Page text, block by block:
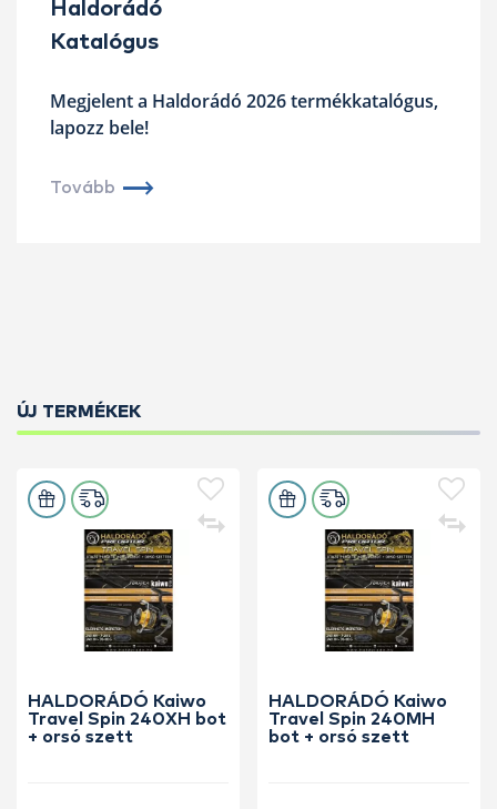
Haldorádó
Katalógus
Megjelent a Haldorádó 2026 termékkatalógus,
lapozz bele!
Tovább
ÚJ TERMÉKEK
HALDORÁDÓ Kaiwo
Travel Spin 240XH bot
+ orsó szett
HALDORÁDÓ Kaiwo
Travel Spin 240MH
bot + orsó szett